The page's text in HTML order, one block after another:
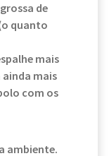
de
quanto
mais
mais
com os
ambiente.